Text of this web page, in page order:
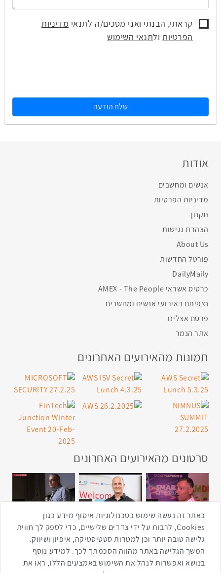
קראתי, הבנתי ואני מסכים/ה לתנאי מדיניות
הפרטיותולתנאי השימוש
אודות
אנשים ומחשבים
מדיניות הפרטיות
תקנון
הצהרת נגישות
About Us
פורטל החדשות
DailyMaily
כרטיס אשראי AMEX - The People
נצפיתם באירועי אנשים ומחשבים
פרסם אצלינו
אתר הנמר
תמונות מהאירועים האחרונים
סרטונים מהאירועים האחרונים
4:00
2:33
1:43
3:52
1:14
באתר זה נעשה שימוש בטכנולוגיות איסוף מידע כגון
Cookies, לרבות על ידי צדדים שלישיים, כדי לספק לך חווית
גלישה טובה יותר וכן למטרות סטטיסטיקה, איפיון ושיווק.
המשך הגלישה באתר מהווה הסכמתך לכך. למידע נוסף
בנושא ואפשרות לנהל את השימוש באמצעים הללו, ראו את